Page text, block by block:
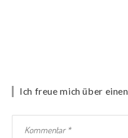
Ich freue mich über